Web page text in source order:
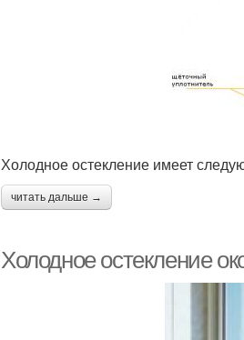
Холодное остекление имеет
читать дальше →
Холодное остекление